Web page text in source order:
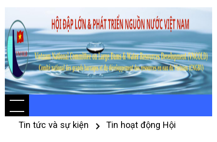
Tin tức và sự kiện Tin hoạt động Hội